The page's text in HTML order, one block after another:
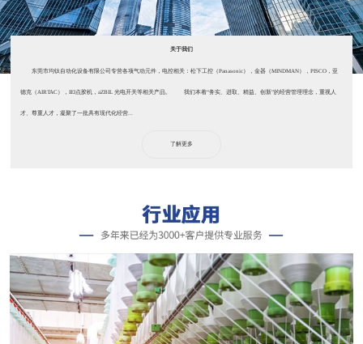
关于我们
东莞市均钛自动化设备有限公司专营各项气动元件，电控相关：松下工控（Panasonic），金器（MINDMAN），PISCO，亚
德克（AIRTAC），IEI点胶机，aZBIL 光电开关等相关产品。 我们本着“务实、进取、精益、创新”的经营管理理念，重视人
才、尊重人才，凝聚了一批具有现代化经营...
了解更多